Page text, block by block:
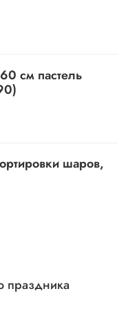
см пастель
шаров,
праздника